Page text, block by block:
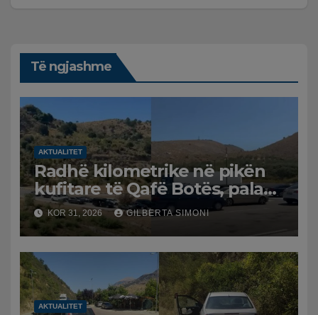
Të ngjashme
AKTUALITET
Radhë kilometrike në pikën
kufitare të Qafë Botës, pala
greke raporton defekt në
sistem, qytetarët mbeten të
bllokuar
KOR 31, 2026 GILBERTA SIMONI
AKTUALITET